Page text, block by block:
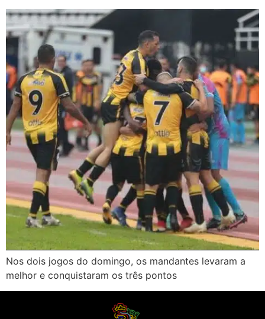
Nos dois jogos do domingo, os mandantes levaram a
melhor e conquistaram os três pontos